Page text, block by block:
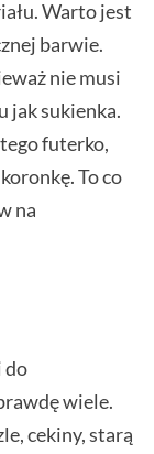
Warto jest
barwie.
nie musi
jak sukienka.
futerko,
To co
na
do
wiele.
cekiny, starą